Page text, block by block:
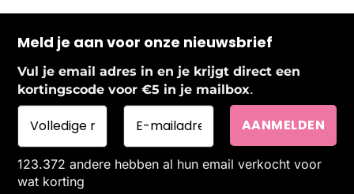
Meld je aan voor onze nieuwsbrief
Vul je email adres in en je krijgt direct een
kortingscode voor €5 in je mailbox.
123.372 andere hebben al hun email verkocht voor
wat korting